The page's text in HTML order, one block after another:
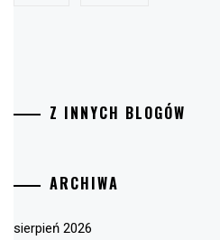
Z INNYCH BLOGÓW
ARCHIWA
sierpień 2026